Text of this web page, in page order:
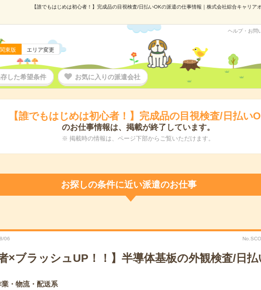
【誰でもはじめは初心者！】完成品の目視検査/日払いOKの派遣の仕事情報｜株式会社綜合キャリ
関東版 エリア変更
ヘルプ・お問
した希望条件 お気に入りの派遣会社
【誰でもはじめは初心者！】完成品の目視検査/日払い
のお仕事情報は、掲載が終了しています。
※ 掲載時の情報は、ページ下部からご覧いただけます。
お探しの条件に近い派遣のお仕事
06
者×ブラッシュUP！！】半導体基板の外観検査/日
業・物流・配送系